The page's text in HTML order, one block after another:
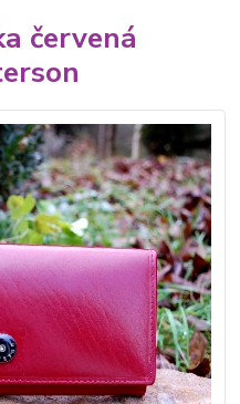
červená